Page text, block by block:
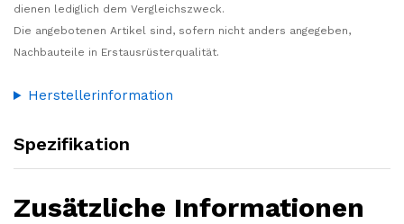
dienen lediglich dem Vergleichszweck.
Die angebotenen Artikel sind, sofern nicht anders angegeben,
Nachbauteile in Erstausrüsterqualität.
Herstellerinformation
Spezifikation
Zusätzliche Informationen